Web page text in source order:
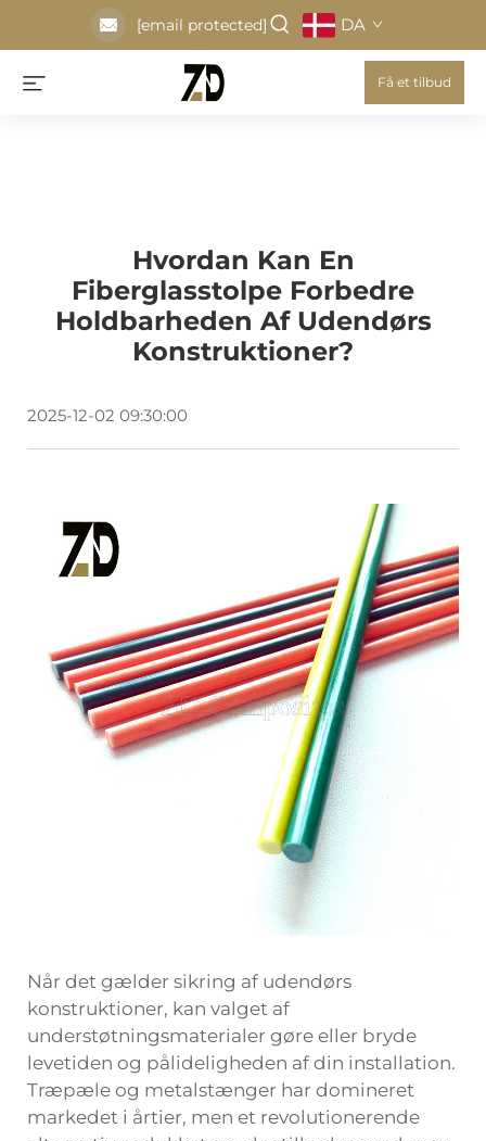
[email protected] DA
Få et tilbud
Hvordan Kan En
Fiberglasstolpe Forbedre
Holdbarheden Af Udendørs
Konstruktioner?
2025-12-02 09:30:00
Når det gælder sikring af udendørs
konstruktioner, kan valget af
understøtningsmaterialer gøre eller bryde
levetiden og pålideligheden af din installation.
Træpæle og metalstænger har domineret
markedet i årtier, men et revolutionerende